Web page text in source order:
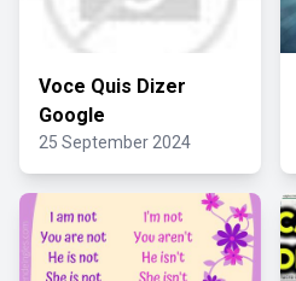
Voce Quis Dizer
Google
25 September 2024